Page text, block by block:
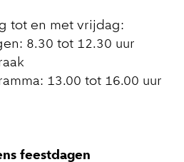
tot en met vrijdag:
8.30 tot 12.30 uur
13.00 tot 16.00 uur
feestdagen